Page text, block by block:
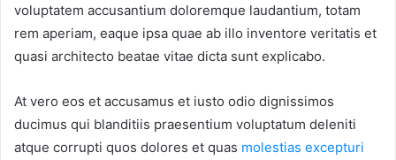
voluptatem accusantium doloremque laudantium, totam
rem aperiam, eaque ipsa quae ab illo inventore veritatis et
quasi architecto beatae vitae dicta sunt explicabo.
At vero eos et accusamus et iusto odio dignissimos
ducimus qui blanditiis praesentium voluptatum deleniti
atque corrupti quos dolores et quas molestias excepturi